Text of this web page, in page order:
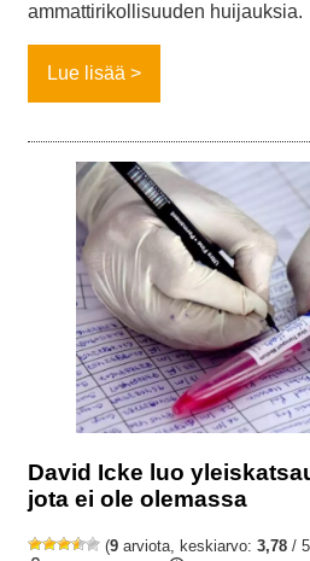
ammattirikollisuuden huijauksia.
Lue lisää
David Icke luo
jota ei ole olemassa
(9 arviota, keskiarvo: 3,78 /